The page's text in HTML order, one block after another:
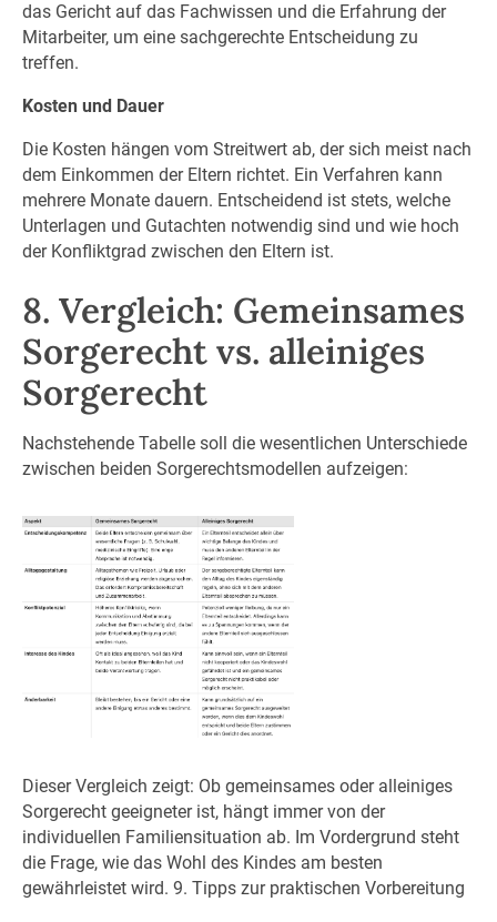
das Gericht auf das Fachwissen und die Erfahrung der
Mitarbeiter, um eine sachgerechte Entscheidung zu
treffen.
Kosten und Dauer
Die Kosten hängen vom Streitwert ab, der sich meist nach
dem Einkommen der Eltern richtet. Ein Verfahren kann
mehrere Monate dauern. Entscheidend ist stets, welche
Unterlagen und Gutachten notwendig sind und wie hoch
der Konfliktgrad zwischen den Eltern ist.
8. Vergleich: Gemeinsames
Sorgerecht vs. alleiniges
Sorgerecht
Nachstehende Tabelle soll die wesentlichen Unterschiede
zwischen beiden Sorgerechtsmodellen aufzeigen:
Dieser Vergleich zeigt: Ob gemeinsames oder alleiniges
Sorgerecht geeigneter ist, hängt immer von der
individuellen Familiensituation ab. Im Vordergrund steht
die Frage, wie das Wohl des Kindes am besten
gewährleistet wird. 9. Tipps zur praktischen Vorbereitung